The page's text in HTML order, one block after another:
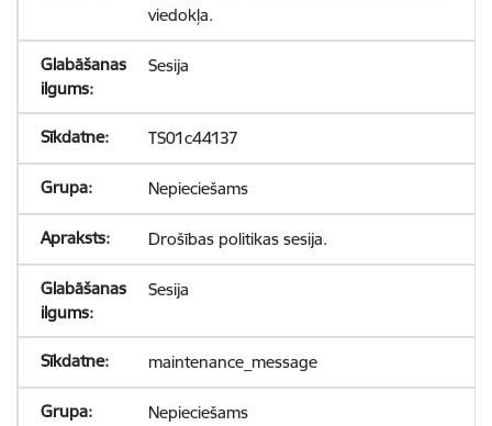
viedokļa.
Sesija
TS01c44137
Nepieciešams
Drošības politikas sesija.
Sesija
maintenance_message
Nepieciešams